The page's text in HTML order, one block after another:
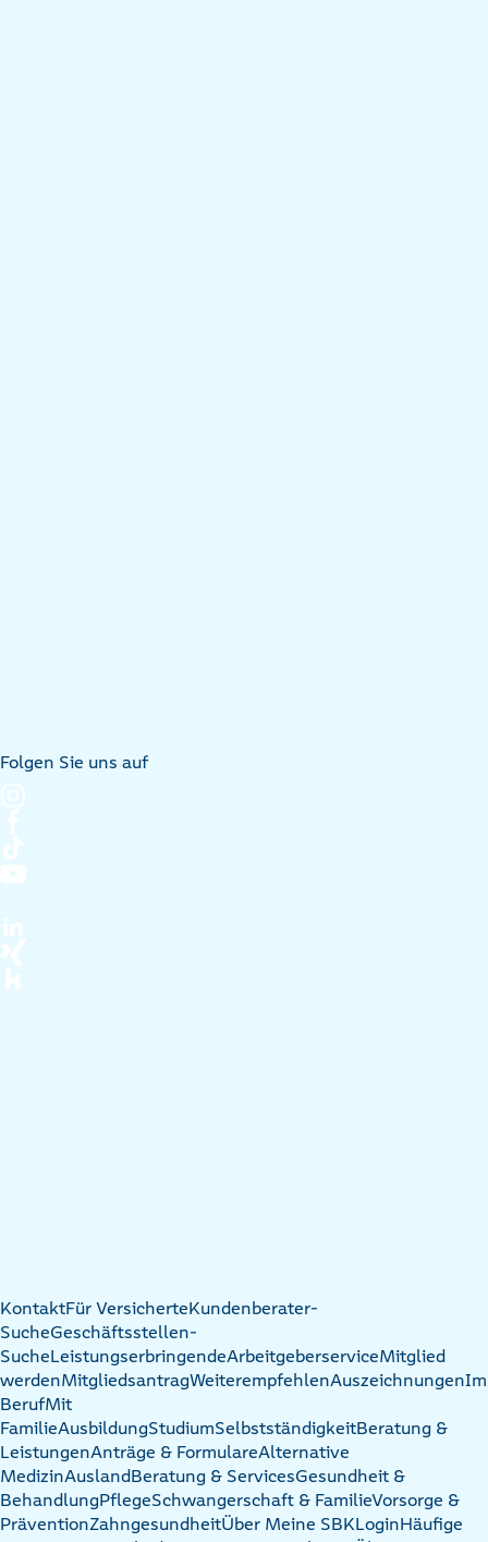
Folgen Sie uns auf
KontaktFür VersicherteKundenberater-
SucheGeschäftsstellen-
SucheLeistungserbringendeArbeitgeberserviceMitglied
werdenMitgliedsantragWeiterempfehlenAuszeichnungenIm
BerufMit
FamilieAusbildungStudiumSelbstständigkeitBeratung &
LeistungenAnträge & FormulareAlternative
MedizinAuslandBeratung & ServicesGesundheit &
BehandlungPflegeSchwangerschaft & FamilieVorsorge &
PräventionZahngesundheitÜber Meine SBKLoginHäufige